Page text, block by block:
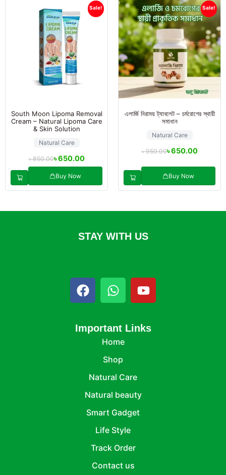
Sale!
South Moon Lipoma Removal
Cream – Natural Lipoma Care
& Skin Solution
Natural Care
৳850.00৳650.00
Buy Now
Sale!
এলার্জি নিরাময় ট্যাবলেট – চর্মরোগের স্থায়ী
সমাধান
Natural Care
৳950.00৳650.00
Buy Now
STAY WITH US
Important Links
Home
Shop
Natural Care
Natural beauty
Smart Gadget
Life Style
Track Order
Contact us